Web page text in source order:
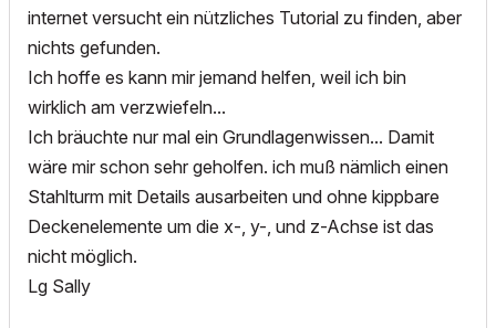
internet versucht ein nützliches Tutorial zu finden, aber
nichts gefunden.
Ich hoffe es kann mir jemand helfen, weil ich bin
wirklich am verzwiefeln...
Ich bräuchte nur mal ein Grundlagenwissen... Damit
wäre mir schon sehr geholfen. ich muß nämlich einen
Stahlturm mit Details ausarbeiten und ohne kippbare
Deckenelemente um die x-, y-, und z-Achse ist das
nicht möglich.
Lg Sally